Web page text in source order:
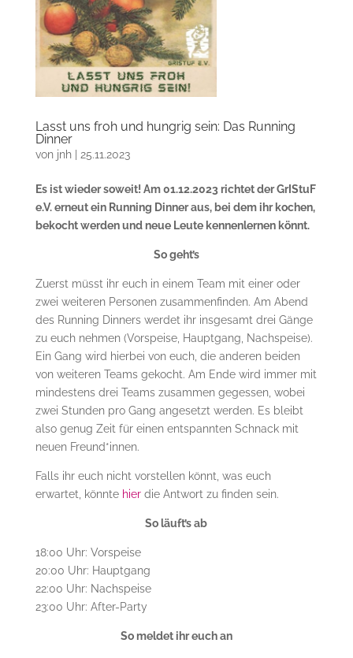
Lasst uns froh und hungrig sein: Das Running
Dinner
von jnh| 25.11.2023
Es ist wieder soweit! Am 01.12.2023 richtet der GrIStuF
e.V. erneut ein Running Dinner aus, bei dem ihr kochen,
bekocht werden und neue Leute kennenlernen könnt.
So geht’s
Zuerst müsst ihr euch in einem Team mit einer oder
zwei weiteren Personen zusammenfinden. Am Abend
des Running Dinners werdet ihr insgesamt drei Gänge
zu euch nehmen (Vorspeise, Hauptgang, Nachspeise).
Ein Gang wird hierbei von euch, die anderen beiden
von weiteren Teams gekocht. Am Ende wird immer mit
mindestens drei Teams zusammen gegessen, wobei
zwei Stunden pro Gang angesetzt werden. Es bleibt
also genug Zeit für einen entspannten Schnack mit
neuen Freund*innen.
Falls ihr euch nicht vorstellen könnt, was euch
erwartet, könnte hierdie Antwort zu finden sein.
So läuft’s ab
18:00 Uhr: Vorspeise
20:00 Uhr: Hauptgang
22:00 Uhr: Nachspeise
23:00 Uhr: After-Party
So meldet ihr euch an